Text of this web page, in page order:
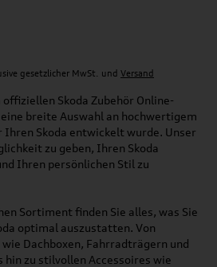
gesetzlicher MwSt. und Versand
Skoda Zubehör Online-
eine breite Auswahl an hochwertigem
Ihren Skoda entwickelt wurde. Unser
zu geben, Ihren Skoda
Ihren persönlichen Stil zu
Sortiment finden Sie alles, was Sie
optimal auszustatten. Von
Dachboxen, Fahrradträgern und
hin zu stilvollen Accessoires wie